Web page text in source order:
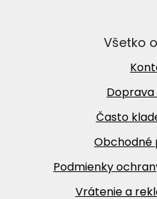
Všetko
Často
Obchodné
Podmienky
Vrátenie a